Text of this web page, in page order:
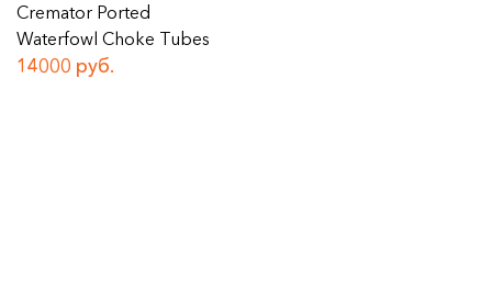
Cremator Ported
Waterfowl Choke Tubes
14000 руб.